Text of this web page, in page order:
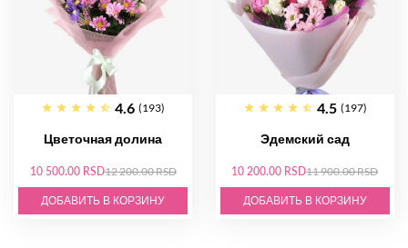
4.6 (193)
Цветочная долина
10 500.00 RSD12 200.00 RSD
ДОБАВИТЬ В КОРЗИНУ
4.5 (197)
Эдемский сад
10 200.00 RSD11 900.00 RSD
ДОБАВИТЬ В КОРЗИНУ